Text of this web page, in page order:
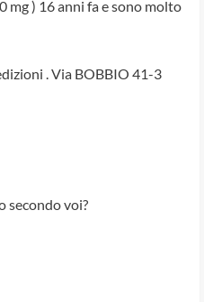
) 16 anni fa e sono molto
. Via BOBBIO 41-3
secondo voi?